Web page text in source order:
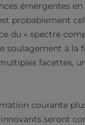
émergentes
probablement
du « spectre
à la
facettes,
courante
seront